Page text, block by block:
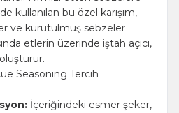
kullanılan bu özel karışım,
ve kurutulmuş sebzeler
etlerin üzerinde iştah açıcı,
Seasoning Tercih
İçeriğindeki esmer şeker,